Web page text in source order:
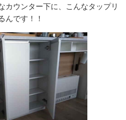
カウンター下に、こんなタップリ
んです！！